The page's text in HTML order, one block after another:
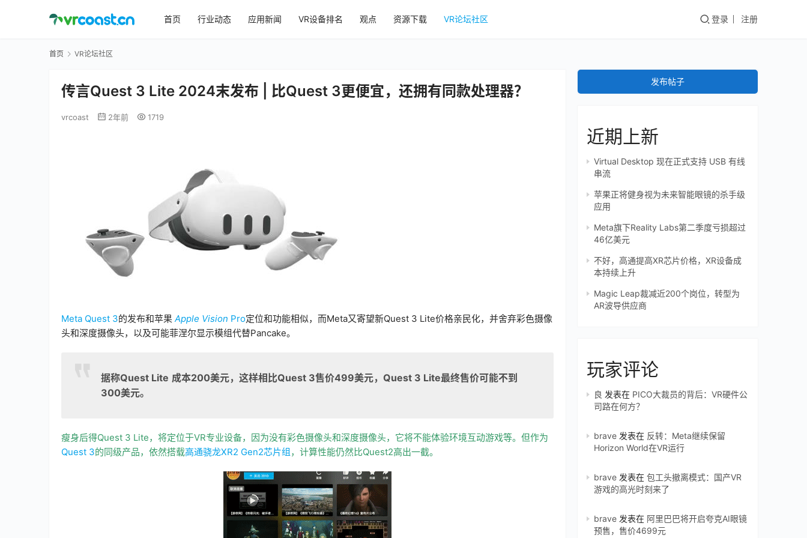
首页 行业动态 应用新闻 VR设备排名 观点 资源下载 VR论坛社区 登录 注册
首页 VR论坛社区
传言Quest 3 Lite 2024末发布 | 比Quest 3更便宜，还拥有同款处理器？
vrcoast 2年前 1719
Meta Quest 3的发布和苹果 Apple Vision Pro定位和功能相似，而Meta又寄望新Quest 3 Lite价格亲民化，并舍弃彩色摄像
头和深度摄像头，以及可能菲涅尔显示模组代替Pancake。
据称Quest Lite 成本200美元，这样相比Quest 3售价499美元，Quest 3 Lite最终售价可能不到
300美元。
瘦身后得Quest 3 Lite，将定位于VR专业设备，因为没有彩色摄像头和深度摄像头，它将不能体验环境互动游戏等。但作为
Quest 3的同级产品，依然搭载高通骁龙XR2 Gen2芯片组 ，计算性能仍然比Quest2高出一截。
发布帖子
近期上新
Virtual Desktop 现在正式支持 USB 有线
串流
苹果正将健身视为未来智能眼镜的杀手级
应用
Meta旗下Reality Labs第二季度亏损超过
46亿美元
不好，高通提高XR芯片价格，XR设备成
本持续上升
Magic Leap裁减近200个岗位，转型为
AR波导供应商
玩家评论
良 发表在 PICO大裁员的背后：VR硬件公
司路在何方？
brave 发表在 反转：Meta继续保留
Horizon World在VR运行
brave 发表在 包工头撤离模式：国产VR
游戏的高光时刻来了
brave 发表在 阿里巴巴将开启夸克AI眼镜
预售，售价4699元